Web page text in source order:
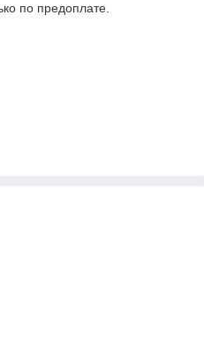
по предоплате.